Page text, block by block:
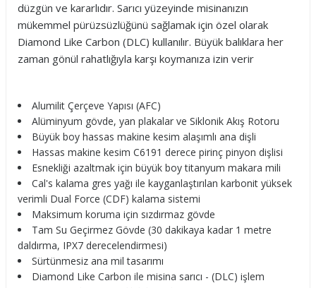
düzgün ve kararlıdır. Sarıcı yüzeyinde misinanızın
mükemmel pürüzsüzlüğünü sağlamak için özel olarak
Diamond Like Carbon (DLC) kullanılır. Büyük balıklara her
zaman gönül rahatlığıyla karşı koymanıza izin verir
Alumilit Çerçeve Yapısı (AFC)
Alüminyum gövde, yan plakalar ve Siklonik Akış Rotoru
Büyük boy hassas makine kesim alaşımlı ana dişli
Hassas makine kesim C6191 derece pirinç pinyon dişlisi
Esnekliği azaltmak için büyük boy titanyum makara mili
Cal's kalama gres yağı ile kayganlaştırılan karbonit yüksek
verimli Dual Force (CDF) kalama sistemi
Maksimum koruma için sızdırmaz gövde
Tam Su Geçirmez Gövde (30 dakikaya kadar 1 metre
daldırma, IPX7 derecelendirmesi)
Sürtünmesiz ana mil tasarımı
Diamond Like Carbon ile misina sarıcı - (DLC) işlem